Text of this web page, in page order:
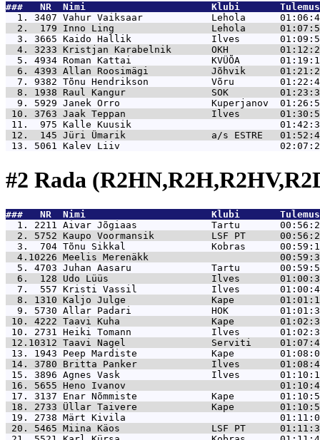
###   NR  Nimi                      Klubi
  1. 3407
Vahur Vaiksaar            Lehola
  2.  179
Inno Ling                 Lehola
  3. 3665
Kaido Hallik              Ilves
  4. 3233
Kristjan Karabelnik       OKH
  5. 4934
Roman Kattai              KVÜÕA
  6. 4393
Allan Roosimägi           Jõhvik
  7. 9382
Tõnu Hendrikson           Võru
  8. 1938
Raul Kangur               SOK
  9. 5929
Janek Orro                Kuperjanov
10. 3763 Jaak Teppan               Ilves
11.  975 Kalle Kuusik
12.  145 Jüri Ümarik               a/s ESTRE
13. 5061 Kalev Liiv
#2 Rada
###   NR  Nimi                      Klubi
  1. 2211
Aivar Jõgiaas             Tartu
  2. 5752
Kaupo Voormansik          LSF PT
  3.  704
Tõnu Sikkal               Kobras
  4.10226
Meelis Merenäkk
  5. 4703
Juhan Aasaru              Tartu
  6.  128
Udo Lüüs                  Ilves
  7.  557
Kristi Vassil             Ilves
  8. 1310
Kaljo Julge               Kape
  9. 5730
Allar Padari              HOK
10. 4222 Taavi Kuha                Kape
10. 2731 Heiki Tomann              Ilves
12.10312 Taavi Nagel               Serviti
13. 1943 Peep Mardiste             Kape
14. 3780 Britta Panker             Ilves
15. 3896 Agnes Vask                Ilves
16. 5655 Heno Ivanov
17. 3137 Enar Nõmmiste             Kape
18. 2733 Üllar Taivere             Kape
19. 2738 Märt Kivila
20. 5465 Miina Käos                LSF PT